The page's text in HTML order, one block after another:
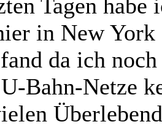
Tagen
in New York
da ich
Bahn-Netze